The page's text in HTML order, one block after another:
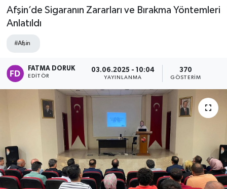
Afşin’de Sigaranın Zararları ve Bırakma Yöntemleri
Anlatıldı
#Afşin
FATMA DORUK
EDITÖR
03.06.2025 - 10:04
YAYINLANMA
370
GÖSTERIM